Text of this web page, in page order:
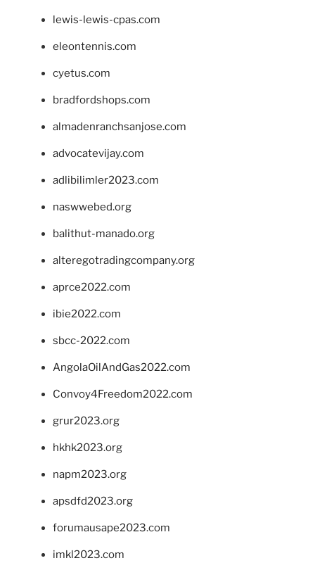
lewis-lewis-cpas.com
eleontennis.com
cyetus.com
bradfordshops.com
almadenranchsanjose.com
advocatevijay.com
adlibilimler2023.com
naswwebed.org
balithut-manado.org
alteregotradingcompany.org
aprce2022.com
ibie2022.com
sbcc-2022.com
AngolaOilAndGas2022.com
Convoy4Freedom2022.com
grur2023.org
hkhk2023.org
napm2023.org
apsdfd2023.org
forumausape2023.com
imkl2023.com